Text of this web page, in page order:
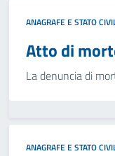
ANAGRAFE E STATO
Atto di
La denuncia di
ANAGRAFE E STATO